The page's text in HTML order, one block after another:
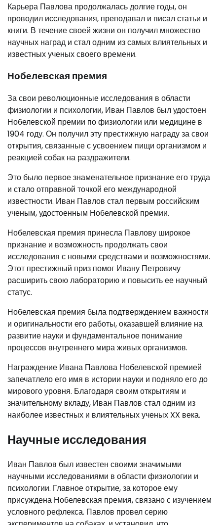
Карьера Павлова продолжалась долгие годы, он
проводил исследования, преподавал и писал статьи и
книги. В течение своей жизни он получил множество
научных наград и стал одним из самых влиятельных и
известных ученых своего времени.
Нобелевская премия
За свои революционные исследования в области
физиологии и психологии, Иван Павлов был удостоен
Нобелевской премии по физиологии или медицине в
1904 году. Он получил эту престижную награду за свои
открытия, связанные с усвоением пищи организмом и
реакцией собак на раздражители.
Это было первое знаменательное признание его труда
и стало отправной точкой его международной
известности. Иван Павлов стал первым российским
ученым, удостоенным Нобелевской премии.
Нобелевская премия принесла Павлову широкое
признание и возможность продолжать свои
исследования с новыми средствами и возможностями.
Этот престижный приз помог Ивану Петровичу
расширить свою лабораторию и повысить ее научный
статус.
Нобелевская премия была подтверждением важности
и оригинальности его работы, оказавшей влияние на
развитие науки и фундаментальное понимание
процессов внутреннего мира живых организмов.
Награждение Ивана Павлова Нобелевской премией
запечатлело его имя в истории науки и подняло его до
мирового уровня. Благодаря своим открытиям и
значительному вкладу, Иван Павлов стал одним из
наиболее известных и влиятельных ученых XX века.
Научные исследования
Иван Павлов был известен своими значимыми
научными исследованиями в области физиологии и
психологии. Главное открытие, за которое ему
присуждена Нобелевская премия, связано с изучением
условного рефлекса. Павлов провел серию